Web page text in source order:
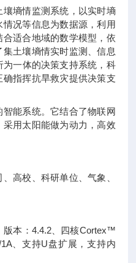
墒情监测系统，以实时墒
况等信息为数据源，利用
适合地域的数学模型，依
土壤墒情实时监测、信息
一体的决策支持系统，科
指挥抗旱救灾提供决策支
能系统。它结合了物联网
用太阳能做为动力，高效
校、科研单位、气象、
本：4.4.2、四核Cortex™
、支持U盘扩展，支持内